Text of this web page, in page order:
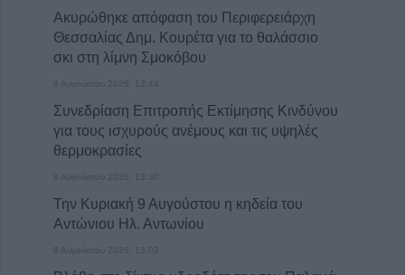
Ακυρώθηκε απόφαση του Περιφερειάρχη
Θεσσαλίας Δημ. Κουρέτα για το θαλάσσιο
σκι στη λίμνη Σμοκόβου
8 Αυγούστου 2026, 13:44
Συνεδρίαση Επιτροπής Εκτίμησης Κινδύνου
για τους ισχυρούς ανέμους και τις υψηλές
θερμοκρασίες
8 Αυγούστου 2026, 13:30
Την Κυριακή 9 Αυγούστου η κηδεία του
Αντώνιου Ηλ. Αντωνίου
8 Αυγούστου 2026, 13:02